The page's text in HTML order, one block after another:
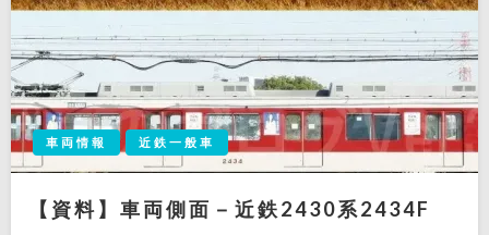
車両情報 近鉄一般車
【資料】車両側面－近鉄2430系2434F